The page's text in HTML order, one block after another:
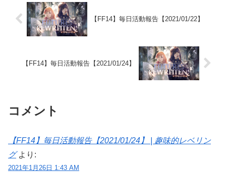
【FF14】毎日活動報告【2021/01/22】
【FF14】毎日活動報告【2021/01/24】
コメント
【FF14】毎日活動報告【2021/01/24】 | 趣味的レベリン
グ より:
2021年1月26日 1:43 AM